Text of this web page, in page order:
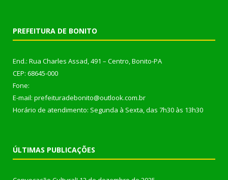
PREFEITURA DE BONITO
End.: Rua Charles Assad, 491 – Centro, Bonito-PA
CEP: 68645-000
Fone:
E-mail: prefeituradebonito@outlook.com.br
Horário de atendimento: Segunda à Sexta, das 7h30 às 13h30
ÚLTIMAS PUBLICAÇÕES